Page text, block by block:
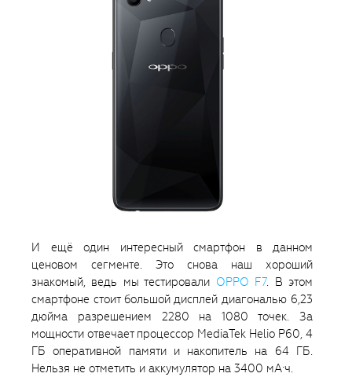
И ещё один интересный смартфон в данном
ценовом сегменте. Это снова наш хороший
знакомый, ведь мы тестировали OPPO F7. В этом
смартфоне стоит большой дисплей диагональю 6,23
дюйма разрешением 2280 на 1080 точек. За
мощности отвечает процессор MediaTek Helio P60, 4
ГБ оперативной памяти и накопитель на 64 ГБ.
Нельзя не отметить и аккумулятор на 3400 мА·ч.